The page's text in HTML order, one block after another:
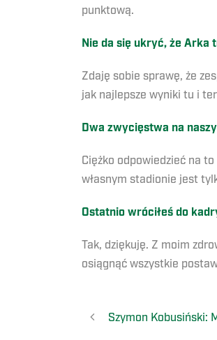
punktową.
Nie da się ukryć, że Arka
Zdaję sobie sprawę, że
jak najlepsze wyniki tu i
Dwa zwycięstwa na
Ciężko odpowiedzieć na
własnym stadionie jest
Ostatnio wróciłeś do
Tak, dziękuję. Z moim
osiągnąć wszystkie
Szymon Kobusiński: